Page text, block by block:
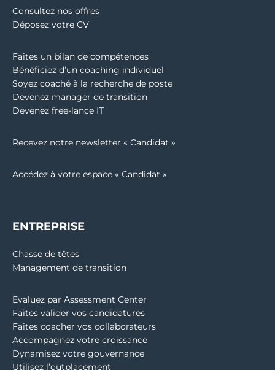
Consultez nos offres
Déposez votre CV
Faites un bilan de compétences
Bénéficiez d’un coaching individuel
Soyez coaché à la recherche de poste
Devenez manager de transition
Devenez free-lance IT
Recevez notre newsletter « Candidat »
Accédez à votre espace « Candidat »
ENTREPRISE
Chasse de têtes
Management de transition
Evaluez par Assessment Center
Faites valider vos candidatures
Faites coacher vos collaborateurs
Accompagnez votre croissance
Dynamisez votre gouvernance
Utilisez l’outplacement